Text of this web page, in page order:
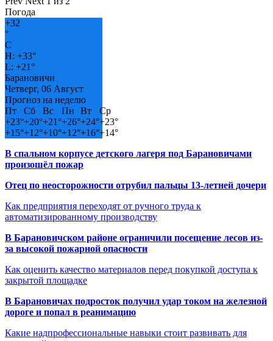
Погода
+32
°
C
H: +33°
L: +21°
Барановичи
Четверг, 06 Август
Прогноз на неделю
Пт
Сб Вс Пн Вт
Ср
+23°+20°+21°+26°+24°+23°
+15°+12°+10°+12°+16°+14°
В спальном корпусе детского лагеря под Барановичами
произошёл пожар
Отец по неосторожности отрубил пальцы 13-летней дочери
Как предприятия переходят от ручного труда к
автоматизированному производству
В Барановичском районе ограничили посещение лесов из-
за высокой пожарной опасности
Как оценить качество материалов перед покупкой доступа к
закрытой площадке
В Барановичах подросток получил удар током на железной
дороге и попал в реанимацию
Какие надпрофессиональные навыки стоит развивать для